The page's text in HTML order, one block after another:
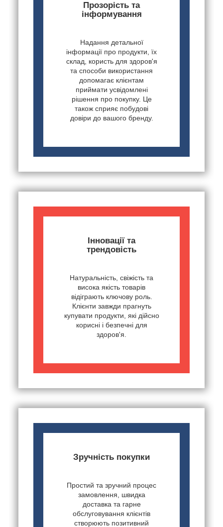
Прозорість та
інформування
Надання детальної
інформації про продукти, їх
склад, користь для здоров'я
та способи використання
допомагає клієнтам
приймати усвідомлені
рішення про покупку. Це
також сприяє побудові
довіри до вашого бренду.
Інновації та
трендовість
Натуральність, свіжість та
висока якість товарів
відіграють ключову роль.
Клієнти завжди прагнуть
купувати продукти, які дійсно
корисні і безпечні для
здоров'я.
Зручність покупки
Простий та зручний процес
замовлення, швидка
доставка та гарне
обслуговування клієнтів
створюють позитивний